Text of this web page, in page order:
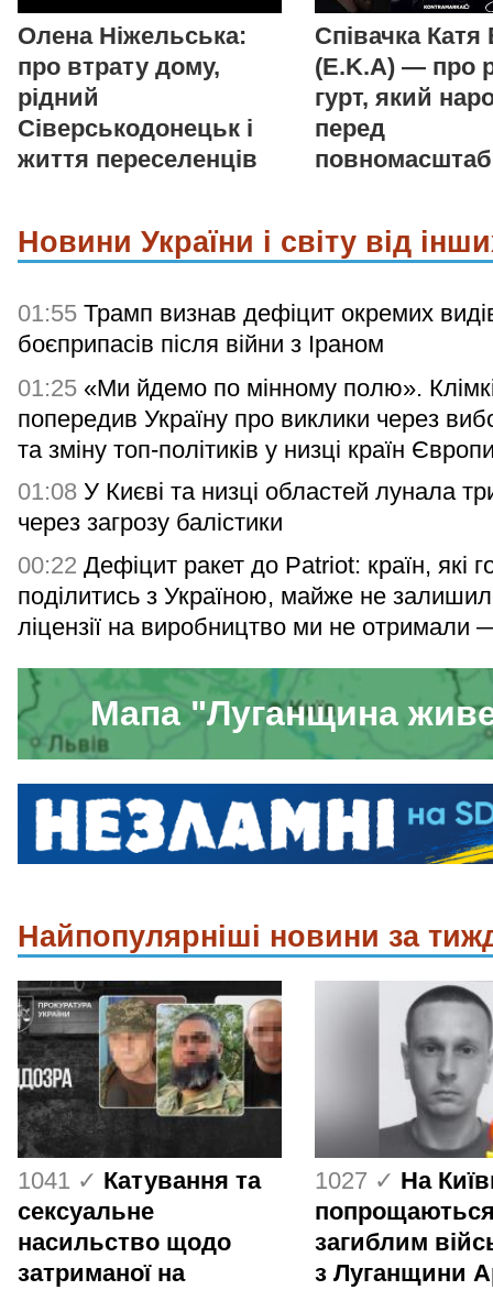
Олена Ніжельська:
про втрату дому,
рідний
Сіверськодонецьк і
життя переселенців
Співачка Катя
(E.K.A) — про
гурт, який
перед
Новини України і світу від
01:55 Трамп визнав дефіцит окремих
боєприпасів після війни з Іраном
01:25 «Ми йдемо по мінному полю».
попередив Україну про виклики через
та зміну топ-політиків у низці країн
01:08 У Києві та низці областей лунала
через загрозу балістики
00:22 Дефіцит ракет до Patriot: країн, які
поділитись з Україною, майже не
ліцензії на виробництво ми не отримали
Мапа "Луганщина
Найпопулярніші новини за
1041 ✓ Катування та
сексуальне
насильство щодо
затриманої на
1027 ✓ На
загиблим
з Луганщини